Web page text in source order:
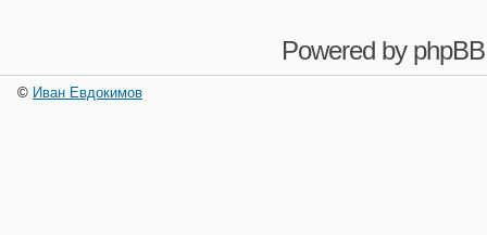
Powered by phpBB
© Иван Евдокимов